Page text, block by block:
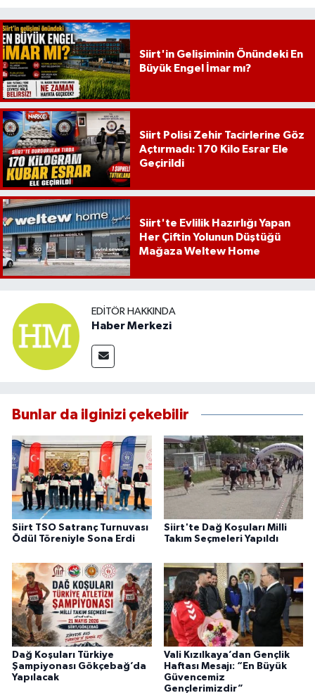
Siirt'in Gelişiminin Önündeki En
Büyük Engel İmar mı?
Siirt Polisi Zehir Tacirlerine Göz
Açtırmadı: 170 Kilo Esrar Ele
Geçirildi
Siirt'te Evlilik Hazırlığı Yapan
Her Çiftin Yolunun Düştüğü
Mağaza Weltew Home
EDITÖR HAKKINDA
Haber Merkezi
Bunlar da ilginizi çekebilir
Siirt TSO Satranç Turnuvası
Ödül Töreniyle Sona Erdi
Siirt'te Dağ Koşuları Milli
Takım Seçmeleri Yapıldı
Dağ Koşuları Türkiye
Şampiyonası Gökçebağ’da
Yapılacak
Vali Kızılkaya’dan Gençlik
Haftası Mesajı: “En Büyük
Güvencemiz
Gençlerimizdir”